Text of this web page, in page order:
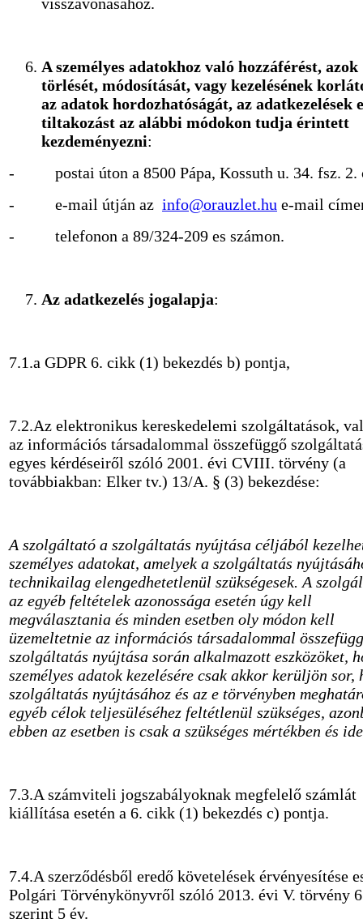
A személyes adatokhoz való hozzáférést, azok
törlését, módosítását, vagy kezelésének
az adatok hordozhatóságát, az adatkezelések
tiltakozást az alábbi módokon tudja érintett
kezdeményezni:
- postai úton a 8500 Pápa, Kossuth u. 34. fsz. 2.
- e-mail útján az info@orauzlet.hu e-mail
- telefonon a 89/324-209 es számon.
Az adatkezelés jogalapja:
7.1.a GDPR 6. cikk (1) bekezdés b) pontja,
7.2.Az elektronikus kereskedelemi szolgáltatások,
az információs társadalommal összefüggő
egyes kérdéseiről szóló 2001. évi CVIII. törvény (a
továbbiakban: Elker tv.) 13/A. § (3) bekezdése:
A szolgáltató a szolgáltatás nyújtása céljából
személyes adatokat, amelyek a szolgáltatás
technikailag elengedhetetlenül szükségesek. A
az egyéb feltételek azonossága esetén úgy kell
megválasztania és minden esetben oly módon kell
üzemeltetnie az információs társadalommal
szolgáltatás nyújtása során alkalmazott eszközöket,
személyes adatok kezelésére csak akkor kerüljön sor,
szolgáltatás nyújtásához és az e törvényben
egyéb célok teljesüléséhez feltétlenül szükséges,
ebben az esetben is csak a szükséges mértékben és
7.3.A számviteli jogszabályoknak megfelelő számlát
kiállítása esetén a 6. cikk (1) bekezdés c) pontja.
7.4.A szerződésből eredő követelések érvényesítése
Polgári Törvénykönyvről szóló 2013. évi V. törvény
szerint 5 év.